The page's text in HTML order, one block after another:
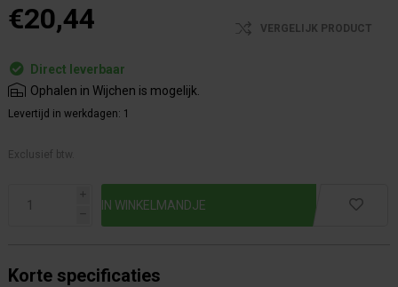
€20,44 VERGELIJK PRODUCT
Direct leverbaar
Ophalen in Wijchen is mogelijk.
Levertijd in werkdagen: 1
Exclusief btw.
i
h
Korte specificaties